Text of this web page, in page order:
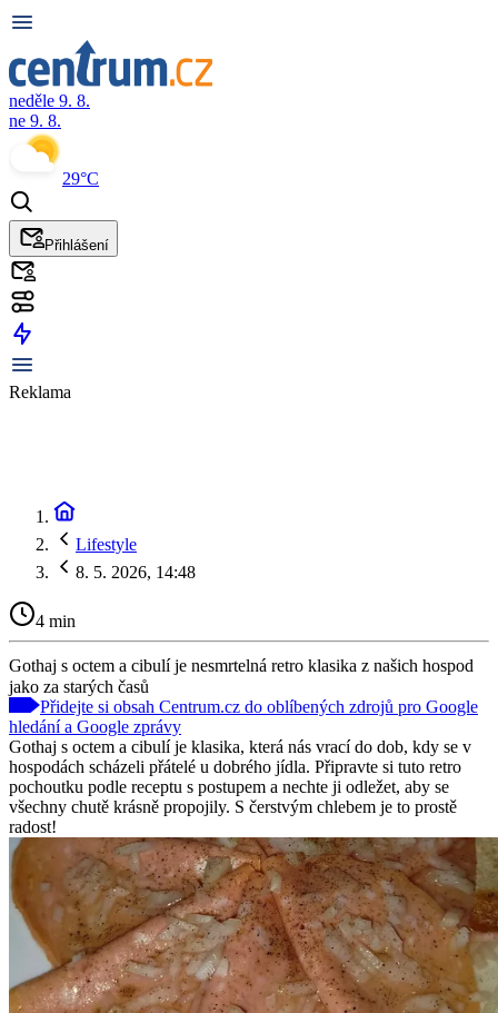
neděle 9. 8.
ne 9. 8.
29°C
Přihlášení
Reklama
Lifestyle
8. 5. 2026, 14:48
4 min
Gothaj s octem a cibulí je nesmrtelná retro klasika z našich hospod
jako za starých časů
Přidejte si obsah Centrum.cz do oblíbených zdrojů pro Google
hledání a Google zprávy
Gothaj s octem a cibulí je klasika, která nás vrací do dob, kdy se v
hospodách scházeli přátelé u dobrého jídla. Připravte si tuto retro
pochoutku podle receptu s postupem a nechte ji odležet, aby se
všechny chutě krásně propojily. S čerstvým chlebem je to prostě
radost!